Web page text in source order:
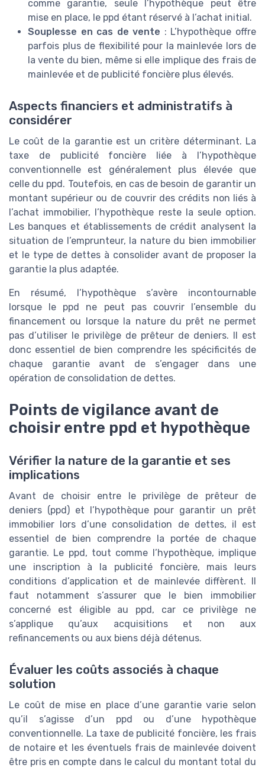
comme garantie, seule l’hypothèque peut être
mise en place, le ppd étant réservé à l’achat initial.
Souplesse en cas de vente : L’hypothèque offre
parfois plus de flexibilité pour la mainlevée lors de
la vente du bien, même si elle implique des frais de
mainlevée et de publicité foncière plus élevés.
Aspects financiers et administratifs à
considérer
Le coût de la garantie est un critère déterminant. La
taxe de publicité foncière liée à l’hypothèque
conventionnelle est généralement plus élevée que
celle du ppd. Toutefois, en cas de besoin de garantir un
montant supérieur ou de couvrir des crédits non liés à
l’achat immobilier, l’hypothèque reste la seule option.
Les banques et établissements de crédit analysent la
situation de l’emprunteur, la nature du bien immobilier
et le type de dettes à consolider avant de proposer la
garantie la plus adaptée.
En résumé, l’hypothèque s’avère incontournable
lorsque le ppd ne peut pas couvrir l’ensemble du
financement ou lorsque la nature du prêt ne permet
pas d’utiliser le privilège de prêteur de deniers. Il est
donc essentiel de bien comprendre les spécificités de
chaque garantie avant de s’engager dans une
opération de consolidation de dettes.
Points de vigilance avant de
choisir entre ppd et hypothèque
Vérifier la nature de la garantie et ses
implications
Avant de choisir entre le privilège de prêteur de
deniers (ppd) et l’hypothèque pour garantir un prêt
immobilier lors d’une consolidation de dettes, il est
essentiel de bien comprendre la portée de chaque
garantie. Le ppd, tout comme l’hypothèque, implique
une inscription à la publicité foncière, mais leurs
conditions d’application et de mainlevée diffèrent. Il
faut notamment s’assurer que le bien immobilier
concerné est éligible au ppd, car ce privilège ne
s’applique qu’aux acquisitions et non aux
refinancements ou aux biens déjà détenus.
Évaluer les coûts associés à chaque
solution
Le coût de mise en place d’une garantie varie selon
qu’il s’agisse d’un ppd ou d’une hypothèque
conventionnelle. La taxe de publicité foncière, les frais
de notaire et les éventuels frais de mainlevée doivent
être pris en compte dans le calcul du montant total du